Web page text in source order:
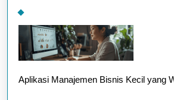
Aplikasi Manajemen Bisnis Kecil yang